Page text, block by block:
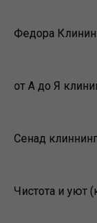
Федора
от А до Я
Сенад
Чистота и уют